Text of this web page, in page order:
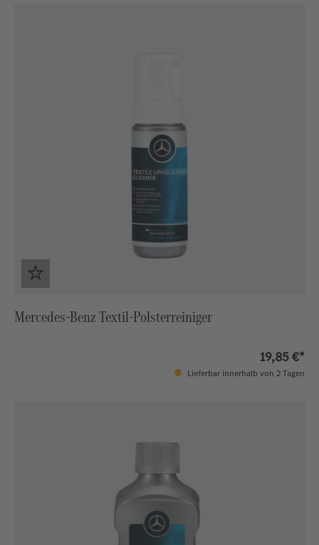
Mercedes-Benz Textil-Polsterreiniger
19,85 €*
Lieferbar innerhalb von 2 Tagen